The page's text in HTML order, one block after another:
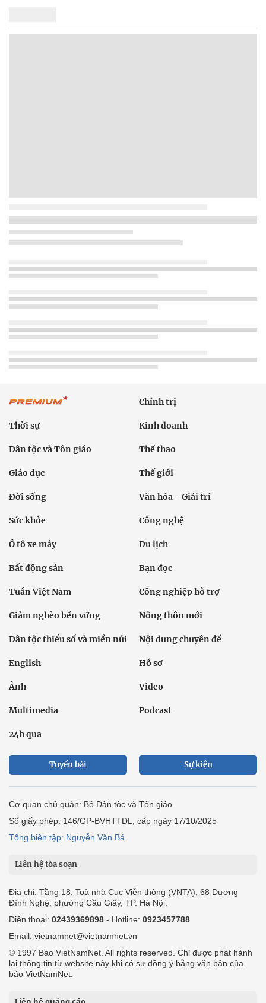
Chính trị
Thời sự Kinh doanh
Dân tộc và Tôn giáo Thể thao
Giáo dục Thế giới
Đời sống Văn hóa - Giải trí
Sức khỏe Công nghệ
Ô tô xe máy Du lịch
Bất động sản Bạn đọc
Tuần Việt Nam Công nghiệp hỗ trợ
Giảm nghèo bền vững Nông thôn mới
Dân tộc thiểu số và miền núi Nội dung chuyên đề
English Hồ sơ
Ảnh Video
Multimedia Podcast
24h qua
Tuyến bài Sự kiện
Cơ quan chủ quản: Bộ Dân tộc và Tôn giáo
Số giấy phép: 146/GP-BVHTTDL, cấp ngày 17/10/2025
Tổng biên tập: Nguyễn Văn Bá
Liên hệ tòa soạn
Địa chỉ: Tầng 18, Toà nhà Cục Viễn thông (VNTA), 68 Dương
Đình Nghệ, phường Cầu Giấy, TP. Hà Nội.
Điện thoại: 02439369898 - Hotline: 0923457788
Email: vietnamnet@vietnamnet.vn
© 1997 Báo VietNamNet. All rights reserved. Chỉ được phát hành
lại thông tin từ website này khi có sự đồng ý bằng văn bản của
báo VietNamNet.